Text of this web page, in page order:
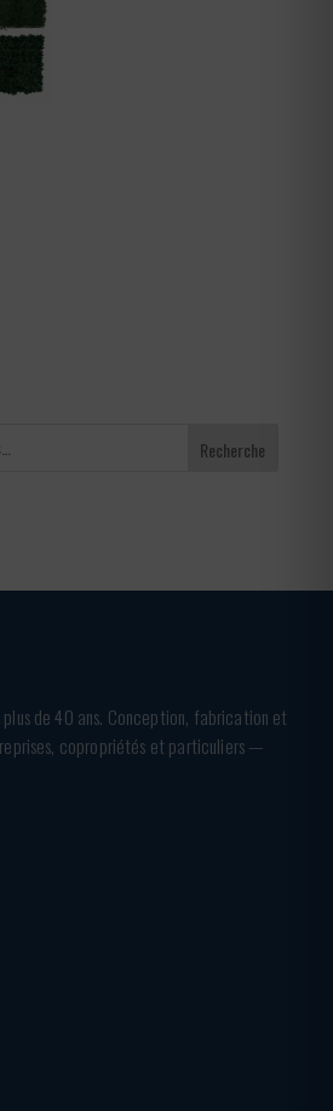
Recherche
de 40 ans. Conception, fabrication et
copropriétés et particuliers —